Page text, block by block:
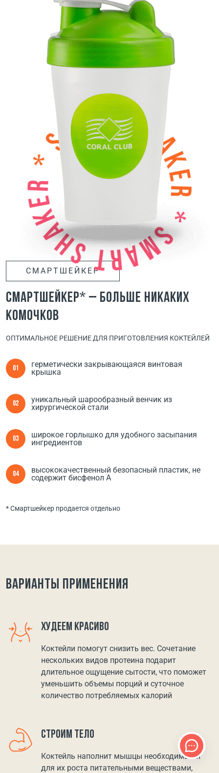
СМАРТШЕЙКЕР
Смартшейкер* – больше никаких
комочков
ОПТИМАЛЬНОЕ РЕШЕНИЕ ДЛЯ ПРИГОТОВЛЕНИЯ КОКТЕЙЛЕЙ
01
герметически закрывающаяся винтовая
крышка
02
уникальный шарообразный венчик из
хирургической стали
03
широкое горлышко для удобного засыпания
ингредиентов
04
высококачественный безопасный пластик, не
содержит бисфенол А
* Смартшейкер продается отдельно
Варианты применения
ХУДЕЕМ КРАСИВО
Коктейли помогут снизить вес. Сочетание
нескольких видов протеина подарит
длительное ощущение сытости, что поможет
уменьшить объемы порций и суточное
количество потребляемых калорий
СТРОИМ ТЕЛО
Коктейль наполнит мышцы необходимыми
для их роста питательными веществами,